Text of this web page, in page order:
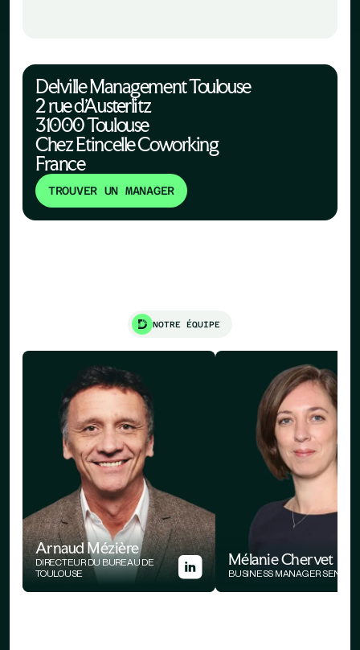
Delville Management Toulouse
2 rue d'Austerlitz
31000 Toulouse
Chez Etincelle Coworking
France
TROUVER UN MANAGER
NOTRE ÉQUIPE
Arnaud Mézière
DIRECTEUR DU BUREAU DE
TOULOUSE
Mélanie Chervet
BUSINESS MANAGER SENIOR